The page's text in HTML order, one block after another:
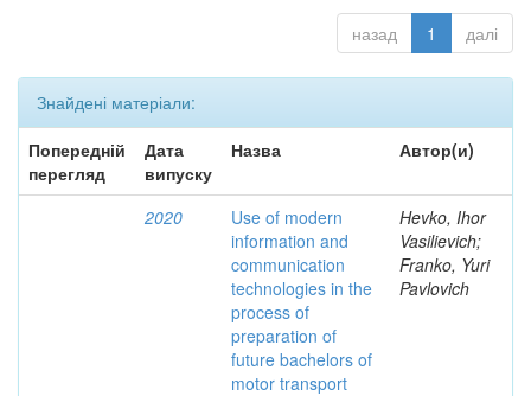
назад 1 далі
Знайдені матеріали:
Попередній
перегляд
Дата
випуску
Назва Автор(и)
2020
Use of modern
information and
communication
technologies in the
process of
preparation of
future bachelors of
motor transport
Hevko, Ihor
Vasilievich;
Franko, Yuri
Pavlovich